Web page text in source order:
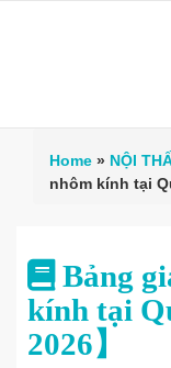
Home » NỘI
nhôm kính tại
Bảng
kính tại
2026】